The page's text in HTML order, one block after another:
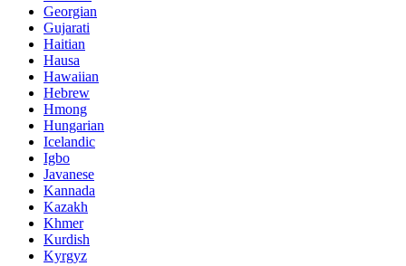
Georgian
Gujarati
Haitian
Hausa
Hawaiian
Hebrew
Hmong
Hungarian
Icelandic
Igbo
Javanese
Kannada
Kazakh
Khmer
Kurdish
Kyrgyz